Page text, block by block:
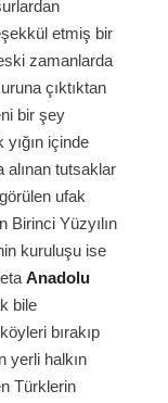
etmiş bir
zamanlarda
çıktıktan
bir şey
içinde
tutsaklar
ufak
Birinci Yüzyılın
kuruluşu ise
Anadolu
bile
bırakıp
yerli halkın
Türklerin